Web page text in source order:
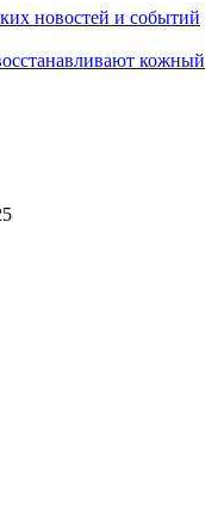
новостей и событий
кожный